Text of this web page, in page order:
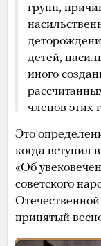
групп,
детей,
иного
членов этих
Это
когда вступил
«Об
советского
принятый